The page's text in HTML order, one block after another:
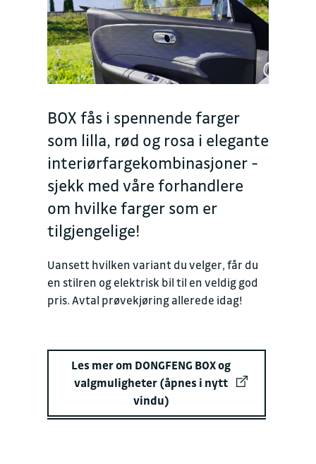
BOX fås i spennende farger
som lilla, rød og rosa i elegante
interiørfargekombinasjoner -
sjekk med våre forhandlere
om hvilke farger som er
tilgjengelige!
Uansett hvilken variant du velger, får du
en stilren og elektrisk bil til en veldig god
pris. Avtal prøvekjøring allerede idag!
Les mer om DONGFENG BOX og
valgmuligheter (åpnes i nytt
vindu)